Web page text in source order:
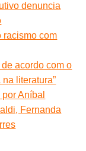
denuncia
racismo com
acordo com o
literatura”
Aníbal
Fernanda